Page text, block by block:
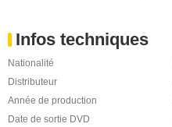
Infos techniques
Nationalité
Distributeur
Année de production
Date de sortie DVD